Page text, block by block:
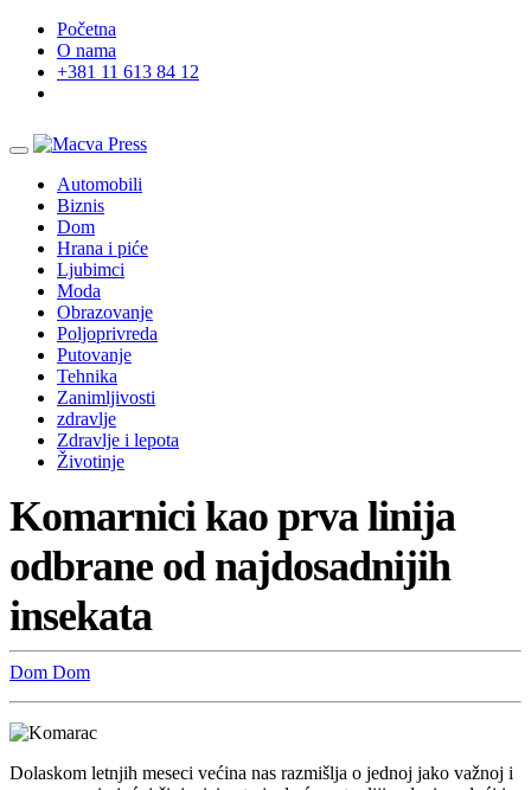
Početna
O nama
+381 11 613 84 12
Automobili
Biznis
Dom
Hrana i piće
Ljubimci
Moda
Obrazovanje
Poljoprivreda
Putovanje
Tehnika
Zanimljivosti
zdravlje
Zdravlje i lepota
Životinje
Komarnici kao prva linija
odbrane od najdosadnijih
insekata
Dom Dom
Dolaskom letnjih meseci većina nas razmišlja o jednoj jako važnoj i